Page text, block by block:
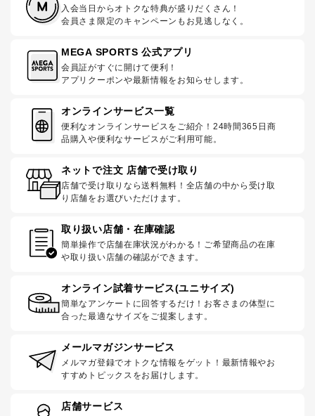
入会当日からオトクな特典が盛りだくさん！
会員さま限定のキャンペーンもお見逃しなく。
MEGA SPORTS 公式アプリ
会員証がすぐに開けて便利！
アプリクーポンや最新情報をお知らせします。
オンラインサービス一覧
便利なオンラインサービスをご紹介！24時間365日商
品購入や便利なサービスがご利用可能。
ネットで注文 店舗で受け取り
店舗で受け取りなら送料無料！全店舗の中から受け取
り店舗をお選びいただけます。
取り扱い店舗・在庫確認
簡単操作で店舗在庫状況がわかる！ご希望商品の在庫
や取り扱い店舗の確認ができます。
オンライン試着サービス(ユニサイズ)
簡単なアンケートに回答するだけ！お客さまの体型に
合った最適なサイズをご提案します。
メールマガジンサービス
メルマガ登録でオトクな情報をゲット！最新情報やお
すすめトピックスをお届けします。
店舗サービス